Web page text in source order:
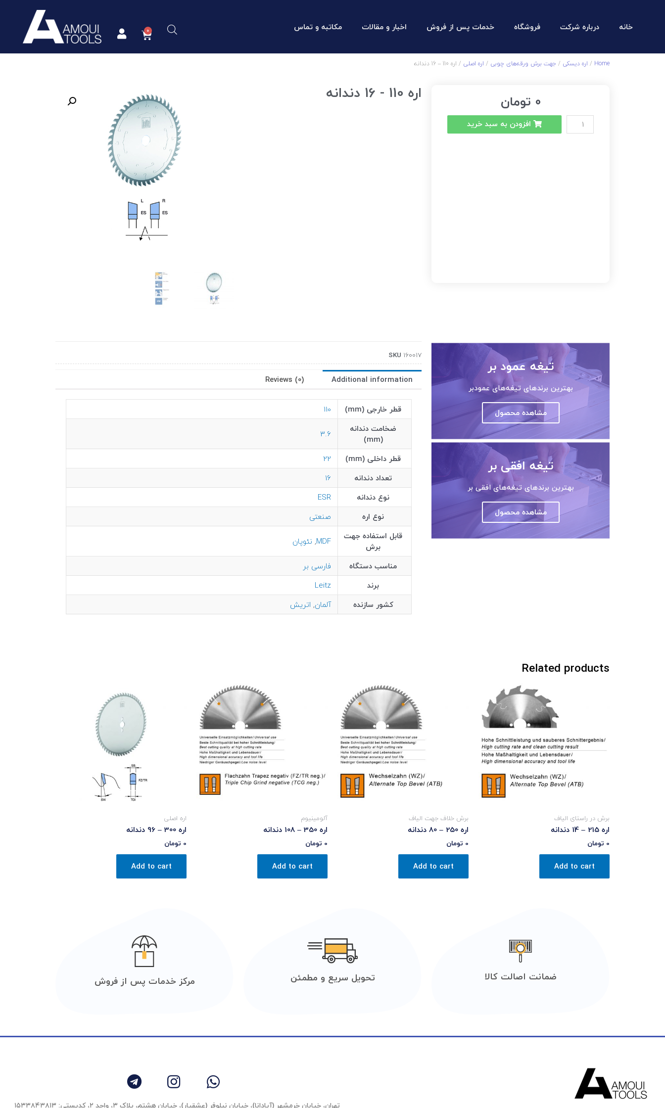
خانه درباره شرکت فروشگاه خدمات پس از فروش اخبار و مقالات مکاتبه و تماس
Home
/ اره دیسکی / جهت برش ورقه‌های چوبی / اره اصلی / اره 110 – 16 دندانه
0 تومان
افزودن به سبد خرید
اره 110 - 16 دندانه
تیغه عمود بر
بهترین برندهای تیغه‌های عمودبر
مشاهده محصول
تیغه افقی بر
بهترین برندهای تیغه‌های افقی بر
مشاهده محصول
SKU 160017
Additional information
Reviews (0)
قطر خارجی (mm)
110
ضخامت دندانه
(mm)
3.6
قطر داخلی (mm)
22
تعداد دندانه
16
نوع دندانه
ESR
نوع اره
صنعتی
قابل استفاده جهت
برش
MDF
, نئوپان
مناسب دستگاه
فارسی بر
برند
Leitz
کشور سازنده
آلمان, اتریش
Related products
برش در راستای الیاف
اره 215 – 14 دندانه
0 تومان
Add to cart
برش خلاف جهت الیاف
اره 250 – 80 دندانه
0 تومان
Add to cart
آلومینیوم
اره 350 – 108 دندانه
0 تومان
Add to cart
اره اصلی
اره 300 – 96 دندانه
0 تومان
Add to cart
ضمانت اصالت کالا تحویل سریع و مطمئن مرکز خدمات پس از فروش
تهران، خیابان خرمشهر (آپادانا)، خیابان نیلوفر (عشقیار)، خیابان هشتم، پلاک ۳، واحد ٢، کدپستی: ۱۵۳۳۸۴۳۸۱۳